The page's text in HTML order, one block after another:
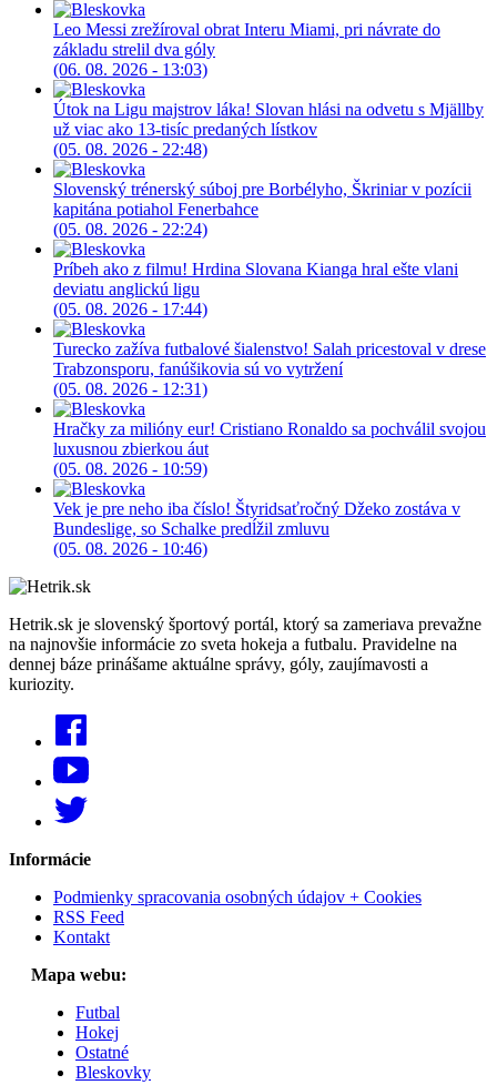
Leo Messi zrežíroval obrat Interu Miami, pri návrate do
základu strelil dva góly
(06. 08. 2026 - 13:03)
Útok na Ligu majstrov láka! Slovan hlási na odvetu s Mjällby
už viac ako 13-tisíc predaných lístkov
(05. 08. 2026 - 22:48)
Slovenský trénerský súboj pre Borbélyho, Škriniar v pozícii
kapitána potiahol Fenerbahce
(05. 08. 2026 - 22:24)
Príbeh ako z filmu! Hrdina Slovana Kianga hral ešte vlani
deviatu anglickú ligu
(05. 08. 2026 - 17:44)
Turecko zažíva futbalové šialenstvo! Salah pricestoval v drese
Trabzonsporu, fanúšikovia sú vo vytržení
(05. 08. 2026 - 12:31)
Hračky za milióny eur! Cristiano Ronaldo sa pochválil svojou
luxusnou zbierkou áut
(05. 08. 2026 - 10:59)
Vek je pre neho iba číslo! Štyridsaťročný Džeko zostáva v
Bundeslige, so Schalke predĺžil zmluvu
(05. 08. 2026 - 10:46)
Hetrik.sk je slovenský športový portál, ktorý sa zameriava prevažne
na najnovšie informácie zo sveta hokeja a futbalu. Pravidelne na
dennej báze prinášame aktuálne správy, góly, zaujímavosti a
kuriozity.
Informácie
Podmienky spracovania osobných údajov + Cookies
RSS Feed
Kontakt
Mapa webu:
Futbal
Hokej
Ostatné
Bleskovky